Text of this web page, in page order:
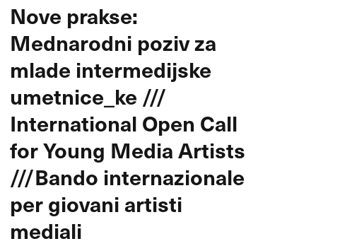
Nove prakse:
Mednarodni poziv za
mlade intermedijske
umetnice_ke ///
International Open Call
for Young Media Artists
///Bando internazionale
per giovani artisti
mediali